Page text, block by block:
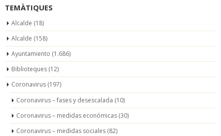
TEMÀTIQUES
Alcalde (18)
Alcalde (158)
Ayuntamiento (1.686)
Biblioteques (12)
Coronavirus (197)
Coronavirus – fases y desescalada (10)
Coronavirus – medidas económicas (30)
Coronavirus – medidas sociales (82)